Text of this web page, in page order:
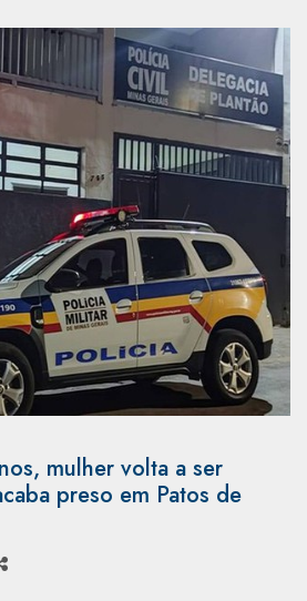
mulher volta a ser
preso em Patos de